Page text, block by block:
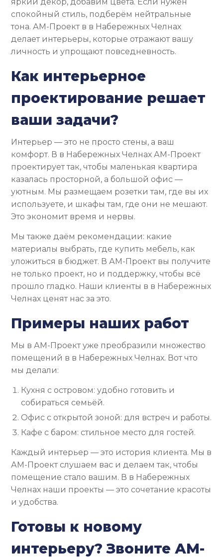
спокойный стиль, подберём нейтральные
тона. АМ-Проект в в Набережных Челнах
делает интерьеры, которые отражают вашу
личность и упрощают повседневность.
Как интерьерное
проектирование решает
ваши задачи?
Интерьер — это не просто стены, а ваш
комфорт. В в Набережных Челнах АМ-Проект
проектирует так, чтобы маленькая квартира
казалась просторной, а большой офис —
уютным. Мы размещаем розетки там, где вы их
используете, и шкафы там, где они не мешают.
Это экономит время и нервы.
Мы также даём рекомендации: какие
материалы выбрать, где купить мебель, как
уложиться в бюджет. В АМ-Проект вы получите
не только проект, но и поддержку, чтобы всё
прошло гладко. Наши клиенты в в Набережных
Челнах ценят нас за это.
Примеры наших работ
Мы в АМ-Проект уже преобразили множество
помещений в в Набережных Челнах. Вот что
мы делали:
Кухня с островом: удобно готовить и
собираться семьёй.
Офис с открытой зоной: для встреч и работы.
Кафе с баром: стильное место для гостей.
Каждый интерьер — это история клиента. Мы в
АМ-Проект слушаем вас и делаем так, чтобы
помещение стало вашим. В в Набережных
Челнах наши проекты — это сочетание красоты
и удобства.
Готовы к новому
интерьеру? Звоните АМ-